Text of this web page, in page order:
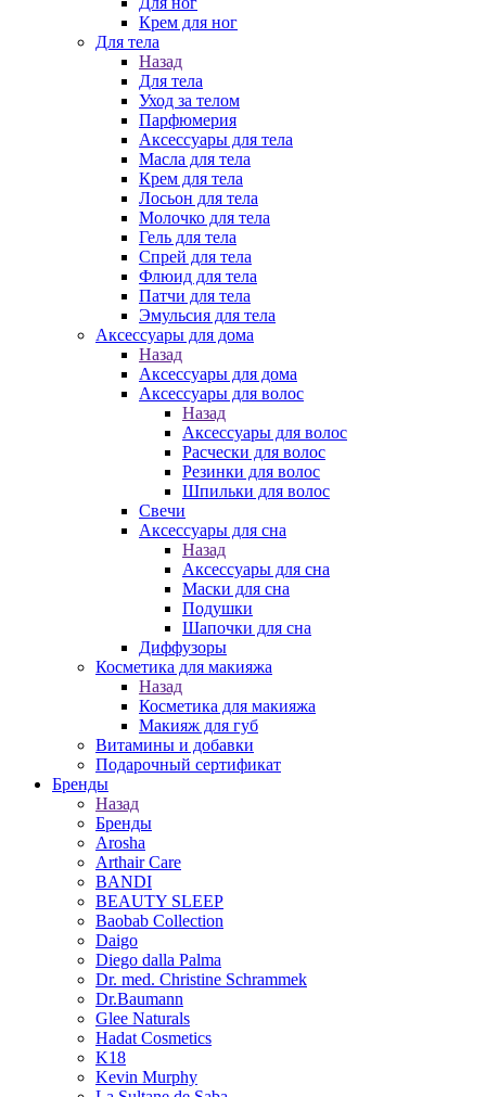
Крем для ног
Для тела
Назад
Для тела
Уход за телом
Парфюмерия
Аксессуары для тела
Масла для тела
Крем для тела
Лосьон для тела
Молочко для тела
Гель для тела
Спрей для тела
Флюид для тела
Патчи для тела
Эмульсия для тела
Аксессуары для дома
Назад
Аксессуары для дома
Аксессуары для волос
Назад
Аксессуары для волос
Расчески для волос
Резинки для волос
Шпильки для волос
Свечи
Аксессуары для сна
Назад
Аксессуары для сна
Маски для сна
Подушки
Шапочки для сна
Диффузоры
Косметика для макияжа
Назад
Косметика для макияжа
Макияж для губ
Витамины и добавки
Подарочный сертификат
Бренды
Назад
Бренды
Arosha
Arthair Care
BANDI
BEAUTY SLEEP
Baobab Collection
Daigo
Diego dalla Palma
Dr. med. Christine Schrammek
Dr.Baumann
Glee Naturals
Hadat Cosmetics
K18
Kevin Murphy